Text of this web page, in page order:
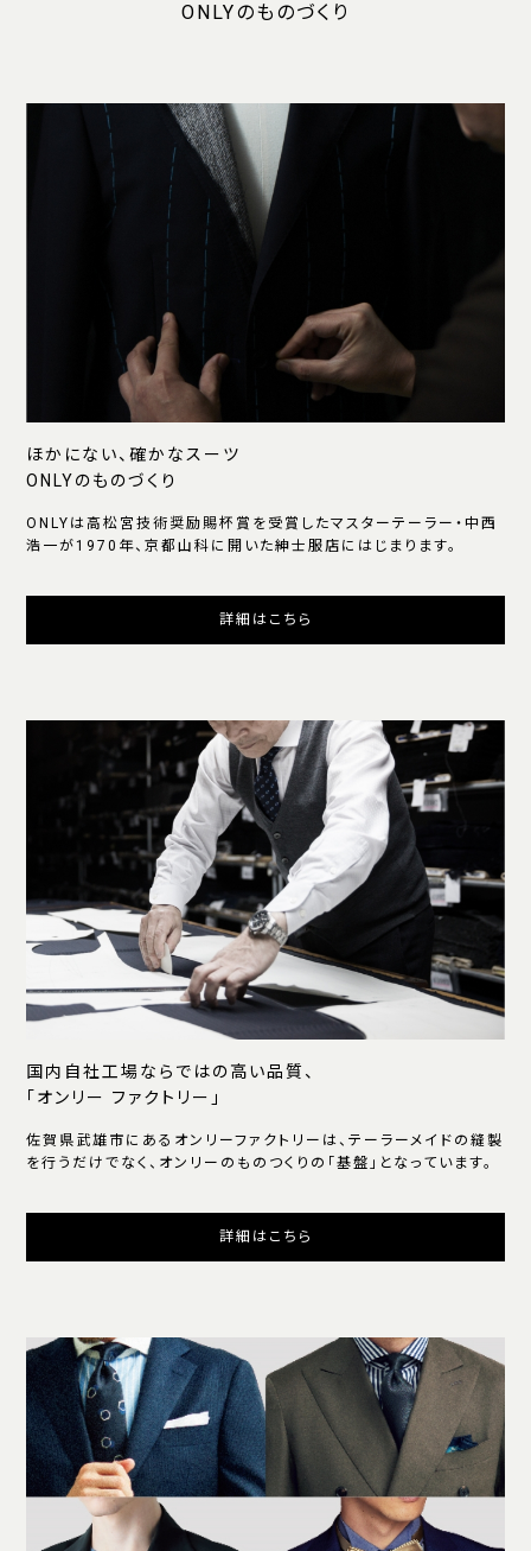
ONLYのものづくり
ほかにない、確かなスーツ
ONLYのものづくり
ONLYは高松宮技術奨励賜杯賞を受賞したマスターテーラー・中西
浩一が1970年、京都山科に開いた紳士服店にはじまります。
詳細はこちら
国内自社工場ならではの高い品質、
「オンリー ファクトリー」
佐賀県武雄市にあるオンリーファクトリーは、テーラーメイドの縫製
を行うだけでなく、オンリーのものつくりの「基盤」となっています。
詳細はこちら